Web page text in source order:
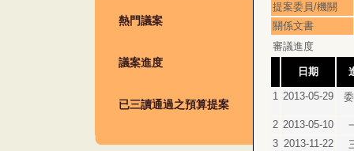
熱門議案
議案進度
已三讀通過之預算提案
提案委員/機關
關係文書
審議進度
日期
1 2013-05-29
2 2013-05-10
3 2013-11-22